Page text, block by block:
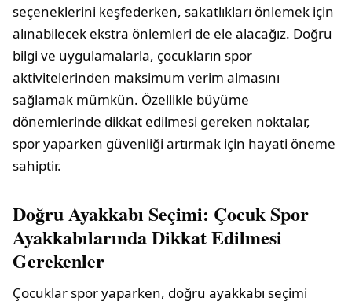
seçeneklerini keşfederken, sakatlıkları önlemek için
alınabilecek ekstra önlemleri de ele alacağız. Doğru
bilgi ve uygulamalarla, çocukların spor
aktivitelerinden maksimum verim almasını
sağlamak mümkün. Özellikle büyüme
dönemlerinde dikkat edilmesi gereken noktalar,
spor yaparken güvenliği artırmak için hayati öneme
sahiptir.
Doğru Ayakkabı Seçimi: Çocuk Spor
Ayakkabılarında Dikkat Edilmesi
Gerekenler
Çocuklar spor yaparken, doğru ayakkabı seçimi